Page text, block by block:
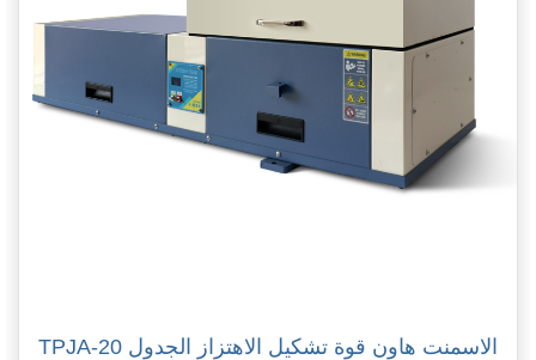
TPJA-20 الاسمنت هاون قوة تشكيل الاهتزاز الجدول